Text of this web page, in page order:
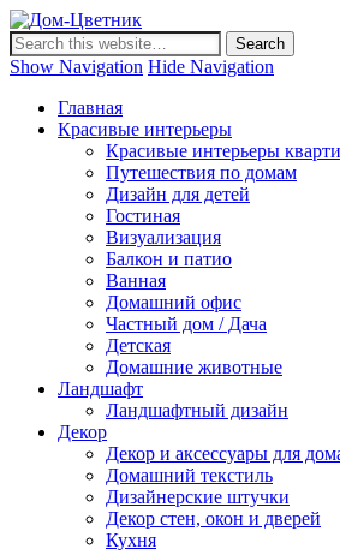
Дизайн интерьера и ландшафта, декор и
Идеи со всего мира.
Show Navigation Hide Navigation
Главная
Красивые интерьеры
Красивые интерьеры
Путешествия по домам
Дизайн для детей
Гостиная
Визуализация
Балкон и патио
Ванная
Домашний офис
Частный дом / Дача
Детская
Домашние животные
Ландшафт
Ландшафтный дизайн
Декор
Декор и аксессуары для
Домашний текстиль
Дизайнерские штучки
Декор стен, окон и дверей
Кухня